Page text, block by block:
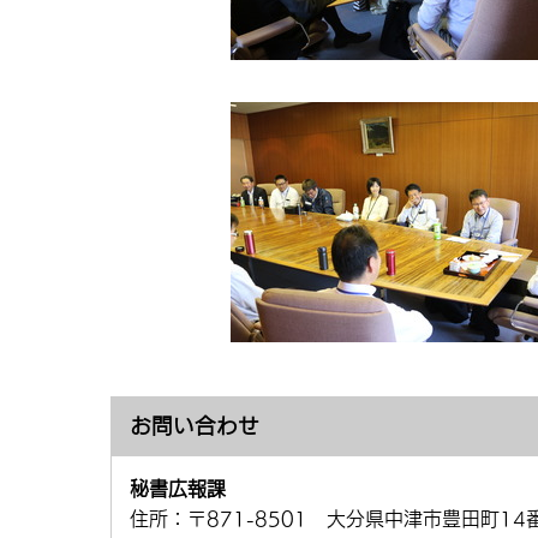
お問い合わせ
秘書広報課
住所： 〒871-8501 大分県中津市豊田町14